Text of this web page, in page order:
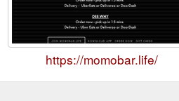
https://momobar.life/